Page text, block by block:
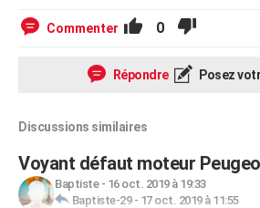
Commenter 0
Répondre Posez
Discussions similaires
Voyant défaut moteur
Baptiste- 16 oct. 2019 à 19:33
Baptiste-29- 17 oct. 2019 à 11:55